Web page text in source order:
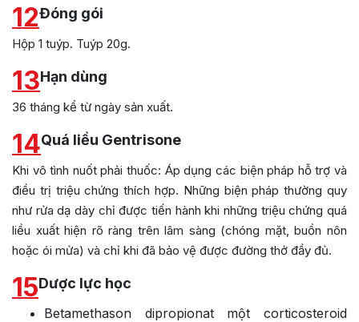
12Đóng gói
Hộp 1 tuýp. Tuýp 20g.
13Hạn dùng
36 tháng kể từ ngày sản xuất.
14Quá liều Gentrisone
Khi vô tình nuốt phải thuốc: Áp dụng các biện pháp hỗ trợ và
điều trị triệu chứng thích hợp. Những biện pháp thường quy
như rửa dạ dày chỉ được tiến hành khi những triệu chứng quá
liều xuất hiện rõ ràng trên lâm sàng (chóng mặt, buồn nôn
hoặc ói mửa) và chỉ khi đã bảo vệ được đường thở đầy đủ.
15Dược lực học
Betamethason dipropionat một corticosteroid